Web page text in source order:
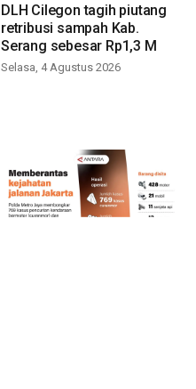
DLH Cilegon tagih piutang
retribusi sampah Kab.
Serang sebesar Rp1,3 M
Selasa, 4 Agustus 2026